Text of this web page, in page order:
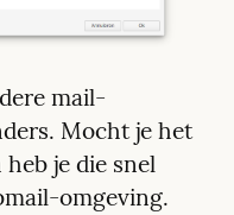
mail-
Mocht je het
je die snel
omgeving.